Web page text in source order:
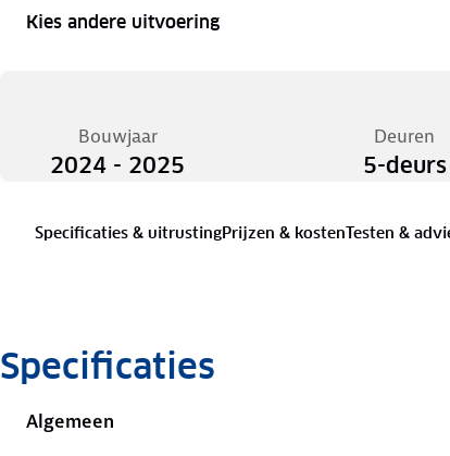
Kies andere uitvoering
Bouwjaar
2024 - 2025
Deuren
5-deurs
Specificaties & uitrustingPrijzen & kostenTesten &
Specificaties
Algemeen